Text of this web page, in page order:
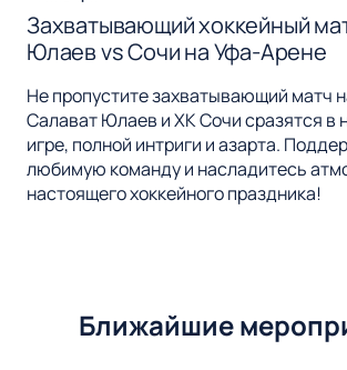
Захватывающий хоккейный
Юлаев vs Сочи на Уфа-Арене
Не пропустите захватывающий матч
Салават Юлаев и ХК Сочи сразятся в
игре, полной интриги и азарта.
любимую команду и насладитесь
настоящего хоккейного праздника!
Ближайшие